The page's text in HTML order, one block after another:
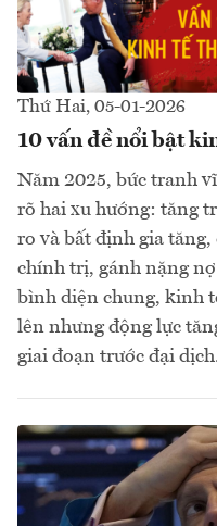
Thứ Hai, 05-01-2026
10 vấn đề nổi bật
Năm 2025, bức tranh
rõ hai xu hướng: tăng
ro và bất định gia tăng,
chính trị, gánh nặng
bình diện chung, kinh
lên nhưng động lực
giai đoạn trước đại